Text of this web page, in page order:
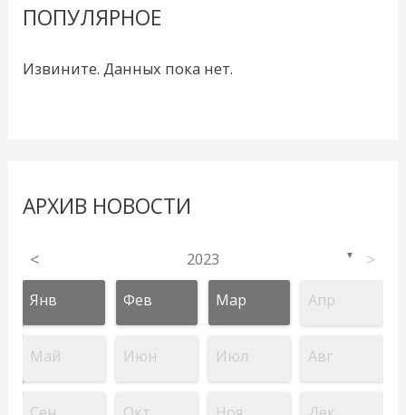
ПОПУЛЯРНОЕ
Извините. Данных пока нет.
АРХИВ НОВОСТИ
< 2023 ▼ >
Янв Фев Мар Апр
Май Июн Июл Авг